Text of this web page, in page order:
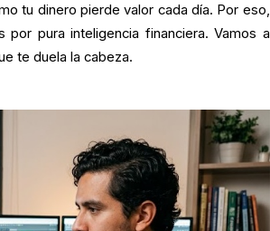
tu dinero pierde valor cada día. Por eso,
pura inteligencia financiera. Vamos a
te duela la cabeza.